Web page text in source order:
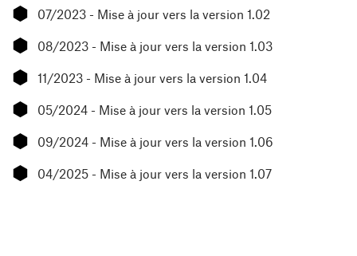
⬢ 07/2023 - Mise à jour vers la version 1.02
⬢ 08/2023 - Mise à jour vers la version 1.03
⬢ 11/2023 - Mise à jour vers la version 1.04
⬢ 05/2024 - Mise à jour vers la version 1.05
⬢ 09/2024 - Mise à jour vers la version 1.06
⬢ 04/2025 - Mise à jour vers la version 1.07